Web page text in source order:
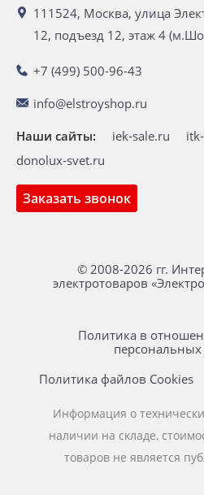
111524, Москва, улица
12, подъезд 12, этаж 4
+7 (499) 500-96-43
info@elstroyshop.ru
Заказать звонок
Наши сайты: iek-sale.ru
donolux-svet.ru
© 2008-2026 гг.
электротоваров
Политика в
Политика файлов Cookies
Информация о
наличии на складе,
товаров не является